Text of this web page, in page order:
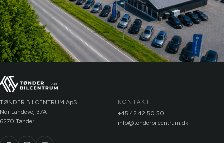
TØNDER BILCENTRUM ApS
Ndr Landevej 37A
6270 Tønder
KONTAKT:
+45 42 42 50 50
info@tonderbilcentrum.dk